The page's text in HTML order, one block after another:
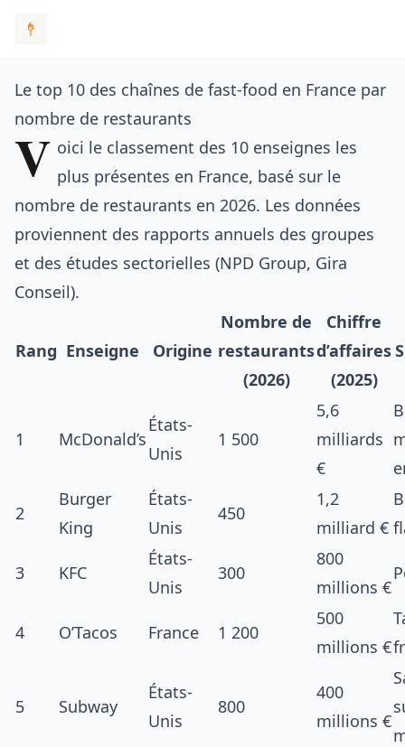
Le top 10 des chaînes de fast-food en France par
nombre de restaurants
V oici le classement des 10 enseignes les
plus présentes en France, basé sur le
nombre de restaurants en 2026. Les données
proviennent des rapports annuels des groupes
et des études sectorielles (NPD Group, Gira
Conseil).
Rang Enseigne Origine
Nombre de
restaurants
(2026)
Chiffre
d’affaires
(2025)
1 McDonald’s
États-
Unis
1 500
5,6
milliards
€
2
Burger
King
États-
Unis
450
1,2
milliard €
3 KFC
États-
Unis
300
800
millions €
4 O’Tacos France 1 200
500
millions €
5 Subway
États-
Unis
800
400
millions €